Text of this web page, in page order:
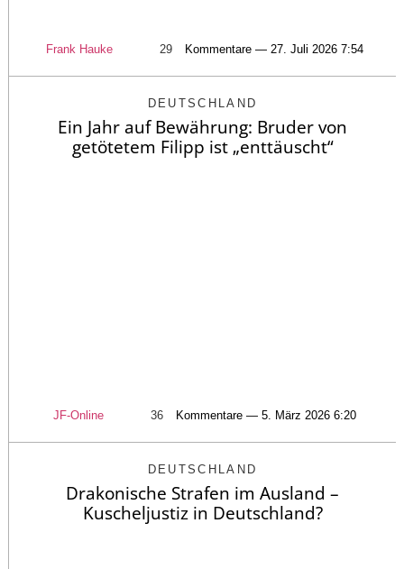
Frank Hauke 29 Kommentare — 27. Juli 2026 7:54
DEUTSCHLAND
Ein Jahr auf Bewährung: Bruder von
getötetem Filipp ist „enttäuscht“
JF-Online 36 Kommentare — 5. März 2026 6:20
DEUTSCHLAND
Drakonische Strafen im Ausland –
Kuscheljustiz in Deutschland?